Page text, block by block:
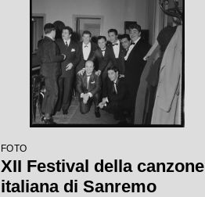
FOTO
XII Festival della canzone
italiana di Sanremo